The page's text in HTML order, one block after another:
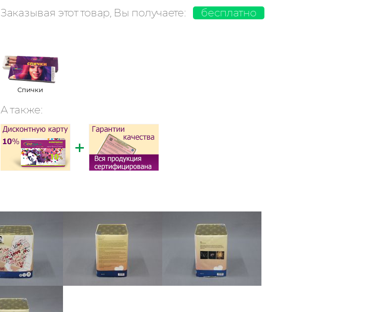
Заказывая этот товар, Вы получаете: бесплатно
Спички
А также: